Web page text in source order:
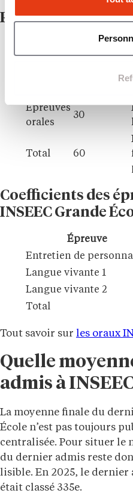
Répartition
Phase
Épreuves
orales
30
Total 60
Coefficients des
INSEEC Grande
Épreuve
Entretien de
Langue vivante 1
Langue vivante 2
Total
Tout savoir sur les oraux
Quelle
admis à
La moyenne finale du
École n’est pas toujours
centralisée. Pour situer le
du dernier admis reste
lisible. En 2025, le dernier
était classé 335e.